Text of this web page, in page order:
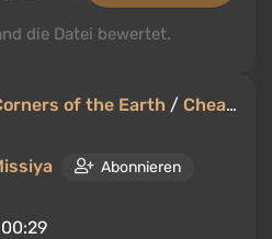
of the Earth / Cheats
Abonnieren
die Datei bewertet.